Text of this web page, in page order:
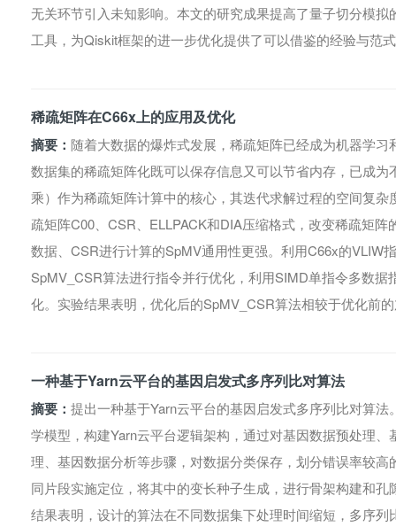
无关环节引入未知影响。本文的研究成果提高了量子切分模
工具，为Qiskit框架的进一步优化提供了可以借鉴的经验与范
稀疏矩阵在C66x上的应用及优化
摘要： 随着大数据的爆炸式发展，稀疏矩阵已经成为机器学
数据集的稀疏矩阵化既可以保存信息又可以节省内存，已成
乘）作为稀疏矩阵计算中的核心，其迭代求解过程的空间复
疏矩阵C00、CSR、ELLPACK和DIA压缩格式，改变稀疏矩
数据、CSR进行计算的SpMV通用性更强。利用C66x的VLIW
SpMV_CSR算法进行指令并行优化，利用SIMD单指令多数
化。实验结果表明，优化后的SpMV_CSR算法相较于优化前
一种基于Yarn云平台的基因启发式多序列比对算法
摘要： 提出一种基于Yarn云平台的基因启发式多序列比对算
学模型，构建Yarn云平台逻辑架构，通过对基因数据预处理
理、基因数据分析等步骤，对数据分类保存，划分错误率较
同片段实施定位，将其中的变长种子生成，进行骨架构建和
结果表明，设计的算法在不同数据集下处理时间缩短，多序